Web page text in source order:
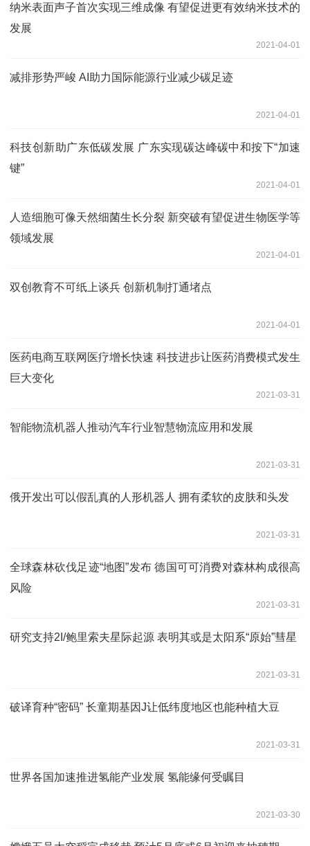
纳米表面声子首次实现三维成像 有望促进更有效纳米技术的
发展
2021-04-01
减排形势严峻 AI助力国际能源行业减少碳足迹
2021-04-01
科技创新助广东低碳发展 广东实现碳达峰碳中和按下“加速
键”
2021-04-01
人造细胞可像天然细菌生长分裂 新突破有望促进生物医学等
领域发展
2021-04-01
双创教育不可纸上谈兵 创新机制打通堵点
2021-04-01
医药电商互联网医疗增长快速 科技进步让医药消费模式发生
巨大变化
2021-03-31
智能物流机器人推动汽车行业智慧物流应用和发展
2021-03-31
俄开发出可以假乱真的人形机器人 拥有柔软的皮肤和头发
2021-03-31
全球森林砍伐足迹“地图”发布 德国可可消费对森林构成很高
风险
2021-03-31
研究支持2I/鲍里索夫星际起源 表明其或是太阳系“原始”彗星
2021-03-31
破译育种“密码” 长童期基因J让低纬度地区也能种植大豆
2021-03-31
世界各国加速推进氢能产业发展 氢能缘何受瞩目
2021-03-30